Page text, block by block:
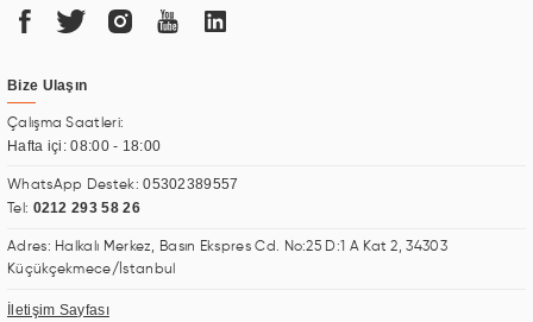
Bize Ulaşın
Çalışma Saatleri:
Hafta içi: 08:00 - 18:00
WhatsApp Destek:05302389557
Tel: 0212 293 58 26
Adres: Halkalı Merkez, Basın Ekspres Cd. No:25 D:1 A Kat 2, 34303
Küçükçekmece/İstanbul
İletişim Sayfası